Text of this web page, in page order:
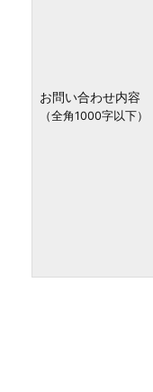
お問い合わせ内容
（全角1000字以下）